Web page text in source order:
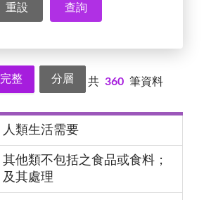
查詢
完整 分層 共 360 筆資料
人類生活需要
其他類不包括之食品或食料；
及其處理